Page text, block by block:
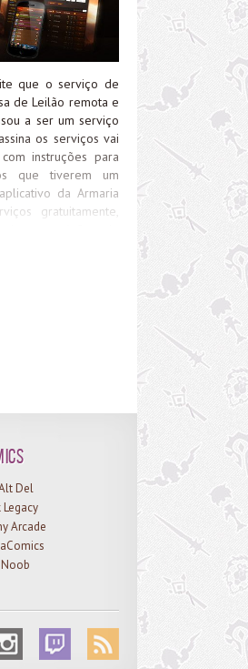
que o serviço de
de Leilão remota e
a ser um serviço
os serviços vai
instruções para
que tiverem um
da Armaria
gratuitamente,
Del
Legacy
Arcade